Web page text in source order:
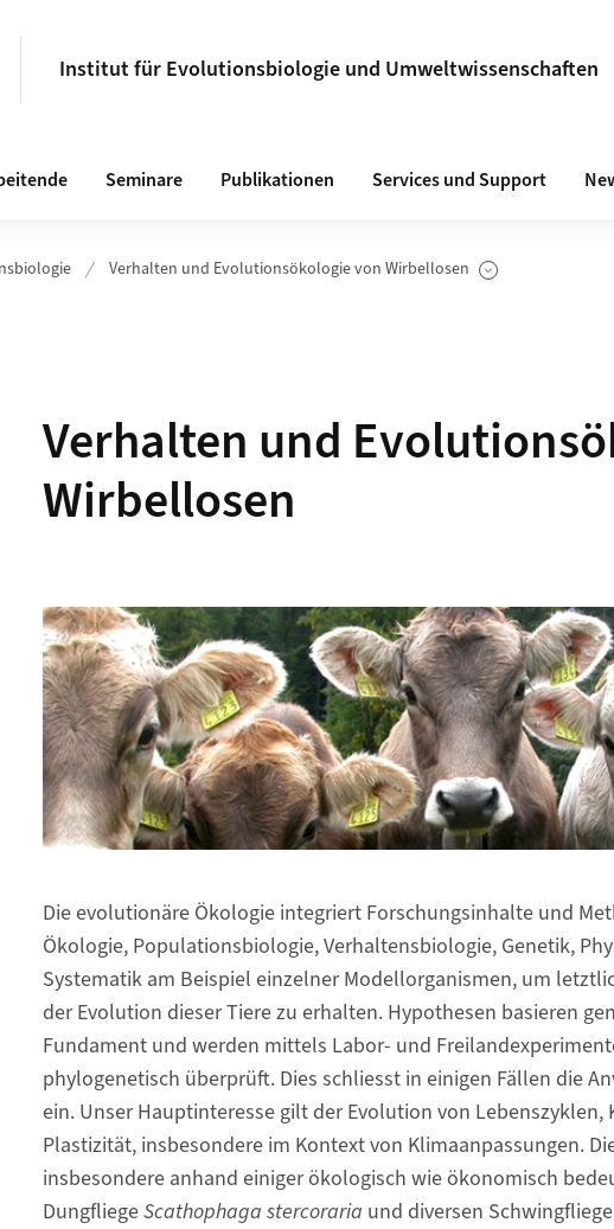
Institut für Evolutionsbiologie und Umweltwissenschaften
Seminare Publikationen Services und Support
Verhalten und Evolutionsökologie von Wirbellosen
Unterseiten anzeigen
Verhalten und
Wirbellosen
Die evolutionäre Ökologie integriert Forschungsinhalte und
Ökologie, Populationsbiologie, Verhaltensbiologie, Genetik,
Systematik am Beispiel einzelner Modellorganismen, um
der Evolution dieser Tiere zu erhalten. Hypothesen basieren
Fundament und werden mittels Labor- und
phylogenetisch überprüft. Dies schliesst in einigen Fällen die
ein. Unser Hauptinteresse gilt der Evolution von
Plastizität, insbesondere im Kontext von Klimaanpassungen.
insbesondere anhand einiger ökologisch wie ökonomisch
DungfliegeScathophaga stercoraria und diversen